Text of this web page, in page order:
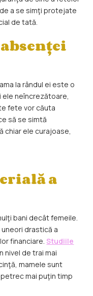
a se simţi protejate
de tată.
la rândul ei este o
ele neîncrezătoare,
fete vor căuta
să se simtă
chiar ele curajoase,
a
bani decât femeile.
drastică a
financiare.Studiile
nivel de trai mai
mamele sunt
mai puţin timp